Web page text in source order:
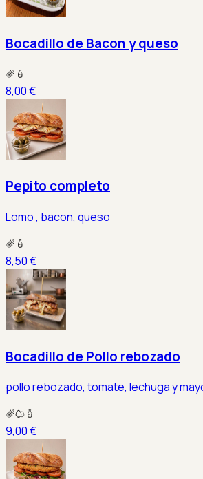
Bocadillo de Bacon y queso
8,00 €
Pepito completo
Lomo , bacon, queso
8,50 €
Bocadillo de Pollo rebozado
pollo rebozado, tomate, lechuga y
9,00 €